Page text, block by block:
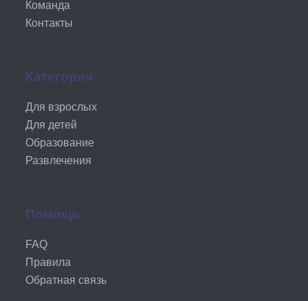
Команда
Контакты
Категории
Для взрослых
Для детей
Образование
Развлечения
Помощь
FAQ
Правила
Обратная связь